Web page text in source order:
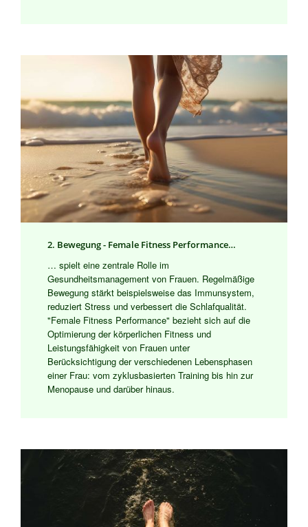
2. Bewegung - Female Fitness Performance…
… spielt eine zentrale Rolle im
Gesundheitsmanagement von Frauen. Regelmäßige
Bewegung stärkt beispielsweise das Immunsystem,
reduziert Stress und verbessert die Schlafqualität.
"Female Fitness Performance" bezieht sich auf die
Optimierung der körperlichen Fitness und
Leistungsfähigkeit von Frauen unter
Berücksichtigung der verschiedenen Lebensphasen
einer Frau: vom zyklusbasierten Training bis hin zur
Menopause und darüber hinaus.